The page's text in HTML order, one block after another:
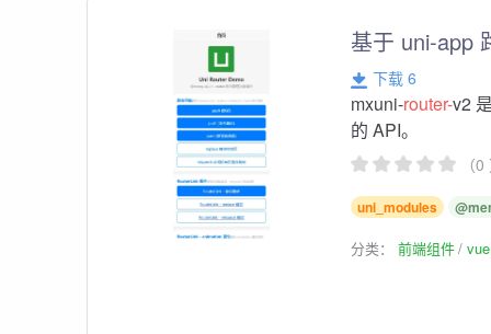
基于 uni-app
下载 6
mxuni-router-v2
的 API。
（
uni_modules
分类：前端组件